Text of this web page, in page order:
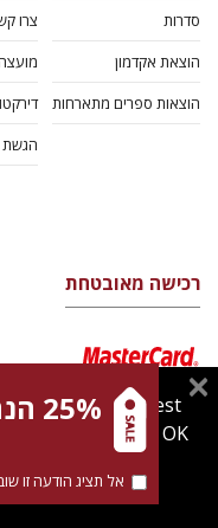
סדרות
הוצאת אקדמון
הוצאות ספרים מתארחות
צרו
הגשת
רכישה מאובטחת
to give you the best
means you're OK
cookies policy
25% הנחה ברכישה ראשונה
אל תציג הודעה זו